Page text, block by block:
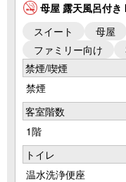
母屋 露天風呂付き
スイート
母屋
ファミリー向け
禁煙/喫煙
禁煙
客室階数
1階
トイレ
温水洗浄便座